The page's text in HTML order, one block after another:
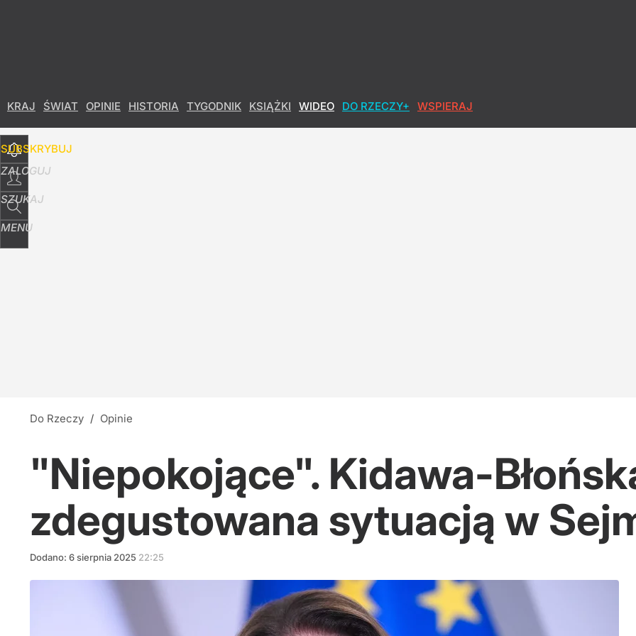
KRAJ ŚWIAT OPINIE HISTORIA TYGODNIK KSIĄŻKI WIDEO DO RZECZY+ WSPIERAJ
SUBSKRYBUJ
ZALOGUJ
SZUKAJ
MENU
Do Rzeczy / Opinie
"Niepokojące". Kidawa-
zdegustowana sytuacją w
Dodano: 6sierpnia 2025 22:25